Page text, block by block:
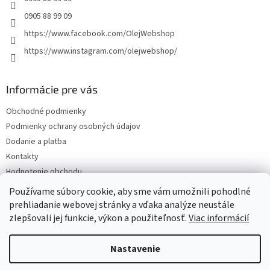
Používame súbory cookie, aby sme vám umožnili pohodlné
prehliadanie webovej stránky a vďaka analýze neustále
zlepšovali jej funkcie, výkon a použiteľnosť.Viac informácií
Nastavenie
0905 88 99 09
https://www.facebook.com/OlejWebshop
https://www.instagram.com/olejwebshop/
Informácie pre vás
Obchodné podmienky
Podmienky ochrany osobných údajov
Dodanie a platba
Kontakty
Hodnotenie obchodu
Blog